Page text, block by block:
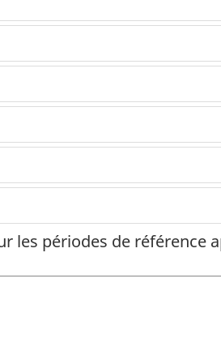
les périodes de référence